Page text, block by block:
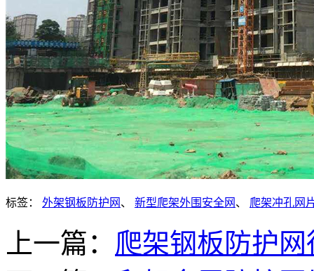
标签： 外架钢板防护网 、 新型爬架外围安全网 、 爬架冲孔网
上一篇： 爬架钢板防护